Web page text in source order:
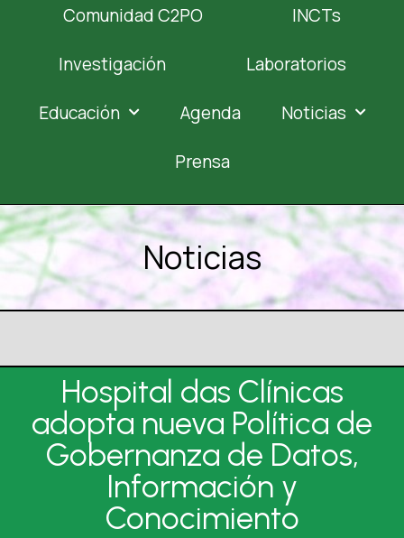
Comunidad C2PO INCTs
Investigación Laboratorios
Educación Agenda Noticias
Prensa
Noticias
Hospital das Clínicas
adopta nueva Política de
Gobernanza de Datos,
Información y
Conocimiento